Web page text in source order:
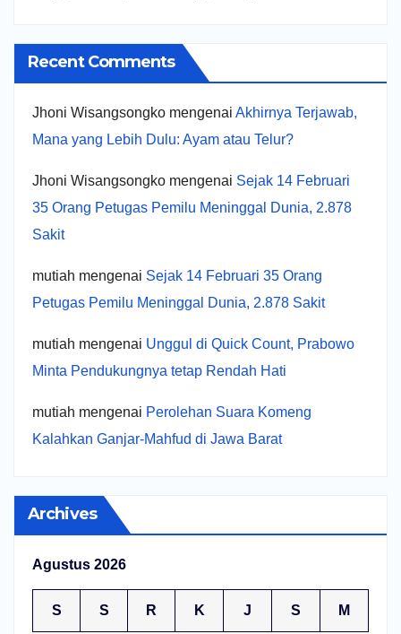
Recent Comments
Jhoni Wisangsongko mengenai Akhirnya Terjawab,
Mana yang Lebih Dulu: Ayam atau Telur?
Jhoni Wisangsongko mengenai Sejak 14 Februari
35 Orang Petugas Pemilu Meninggal Dunia, 2.878
Sakit
mutiah mengenai Sejak 14 Februari 35 Orang
Petugas Pemilu Meninggal Dunia, 2.878 Sakit
mutiah mengenai Unggul di Quick Count, Prabowo
Minta Pendukungnya tetap Rendah Hati
mutiah mengenai Perolehan Suara Komeng
Kalahkan Ganjar-Mahfud di Jawa Barat
Archives
Agustus 2026
S S R K J S M